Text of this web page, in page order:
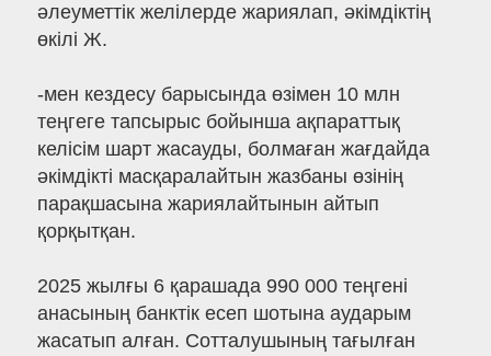
әлеуметтік желілерде жариялап, әкімдіктің
өкілі Ж.
-мен кездесу барысында өзімен 10 млн
теңгеге тапсырыс бойынша ақпараттық
келісім шарт жасауды, болмаған жағдайда
әкімдікті масқаралайтын жазбаны өзінің
парақшасына жариялайтынын айтып
қорқытқан.
2025 жылғы 6 қарашада 990 000 теңгені
анасының банктік есеп шотына аударым
жасатып алған. Сотталушының тағылған